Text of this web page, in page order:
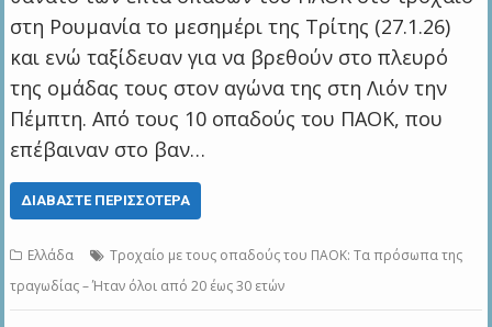
στη Ρουμανία το μεσημέρι της Τρίτης (27.1.26)
και ενώ ταξίδευαν για να βρεθούν στο πλευρό
της ομάδας τους στον αγώνα της στη Λιόν την
Πέμπτη. Από τους 10 οπαδούς του ΠΑΟΚ, που
επέβαιναν στο βαν…
ΔΙΑΒΆΣΤΕ ΠΕΡΙΣΣΌΤΕΡΑ
Ελλάδα
Τροχαίο με τους οπαδούς του ΠΑΟΚ: Τα πρόσωπα της
τραγωδίας – Ήταν όλοι από 20 έως 30 ετών